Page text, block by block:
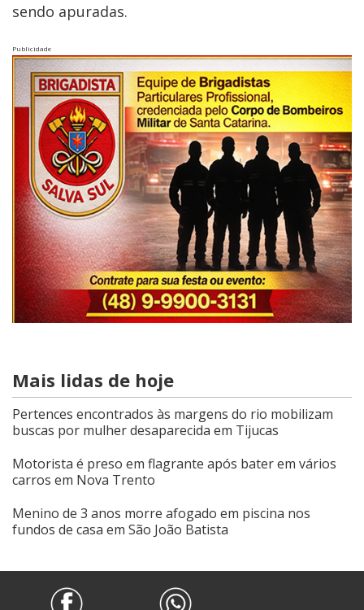
sendo apuradas.
Publicidade
Mais lidas de hoje
Pertences encontrados às margens do rio mobilizam
buscas por mulher desaparecida em Tijucas
Motorista é preso em flagrante após bater em vários
carros em Nova Trento
Menino de 3 anos morre afogado em piscina nos
fundos de casa em São João Batista